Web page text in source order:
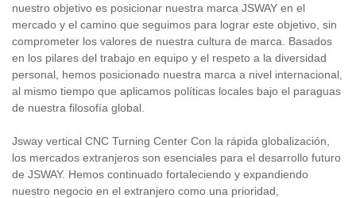
nuestro objetivo es posicionar nuestra marca JSWAY en el
mercado y el camino que seguimos para lograr este objetivo, sin
comprometer los valores de nuestra cultura de marca. Basados ​​
en los pilares del trabajo en equipo y el respeto a la diversidad
personal, hemos posicionado nuestra marca a nivel internacional,
al mismo tiempo que aplicamos políticas locales bajo el paraguas
de nuestra filosofía global.
Jsway vertical CNC Turning Center Con la rápida globalización,
los mercados extranjeros son esenciales para el desarrollo futuro
de JSWAY. Hemos continuado fortaleciendo y expandiendo
nuestro negocio en el extranjero como una prioridad,